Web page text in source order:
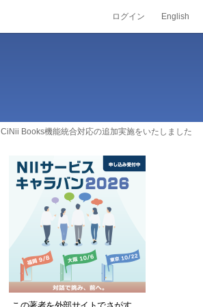
ログイン English
CiNii Books機能統合対応の追加実施をいたしました